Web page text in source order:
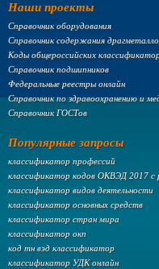
Наши проекты
Справочник оборудования
Справочник содержания
Коды общероссийских
Справочник подшипников
Федеральные реестры онлайн
Справочник по здравоохранению и
Справочник ГОСТов
Популярные запросы
классификатор профессий
классификатор кодов ОКВЭД 2017 с
классификатор видов деятельности
классификатор основных средств
классификатор стран мира
классификатор окп
код тн вэд классификатор
классификатор УДК онлайн